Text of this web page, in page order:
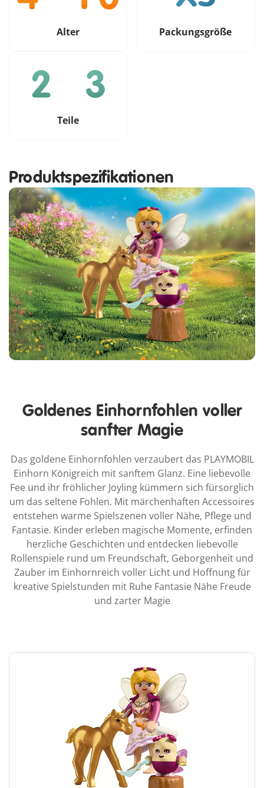
Alter Packungsgröße
Teile
Produktspezifikationen
Goldenes Einhornfohlen voller
sanfter Magie
Das goldene Einhornfohlen verzaubert das PLAYMOBIL
Einhorn Königreich mit sanftem Glanz. Eine liebevolle
Fee und ihr fröhlicher Joyling kümmern sich fürsorglich
um das seltene Fohlen. Mit märchenhaften Accessoires
entstehen warme Spielszenen voller Nähe, Pflege und
Fantasie. Kinder erleben magische Momente, erfinden
herzliche Geschichten und entdecken liebevolle
Rollenspiele rund um Freundschaft, Geborgenheit und
Zauber im Einhornreich voller Licht und Hoffnung für
kreative Spielstunden mit Ruhe Fantasie Nähe Freude
und zarter Magie